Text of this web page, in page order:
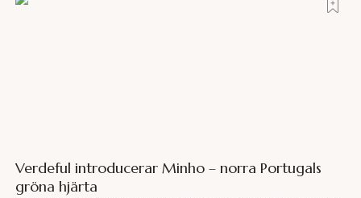
Verdeful introducerar Minho – norra Portugals
gröna hjärta